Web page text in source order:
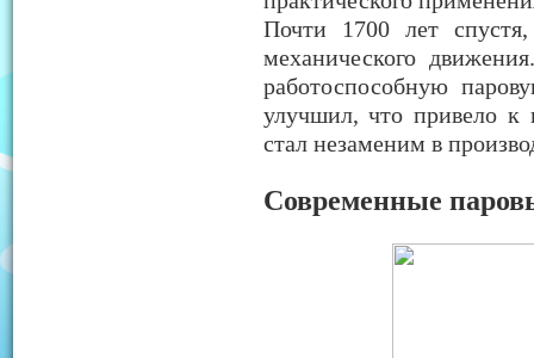
Почти 1700 лет
механического
работоспособную
улучшил, что привело к
стал незаменим в
Современные